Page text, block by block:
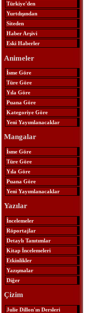
Türkiye'den
Yurtdışından
Siteden
Haber Arşivi
Eski Haberler
Animeler
İsme Göre
Türe Göre
Yıla Göre
Puana Göre
Kategoriye Göre
Yeni Yayımlanacaklar
Mangalar
İsme Göre
Türe Göre
Yıla Göre
Puana Göre
Yeni Yayımlanacaklar
Yazılar
İncelemeler
Röportajlar
Detaylı Tanıtımlar
Kitap İncelemeleri
Etkinlikler
Yazışmalar
Diğer
Çizim
Julie Dillon'ın Dersleri